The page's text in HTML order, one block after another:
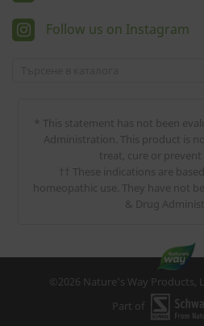
Follow us on Instagram
* This statement has not been
Administration. This product is
treat, cure or prevent
†† These indications are
homeopathic use. They have not
& Drug
©2026 Nature's Way Products,
Part of